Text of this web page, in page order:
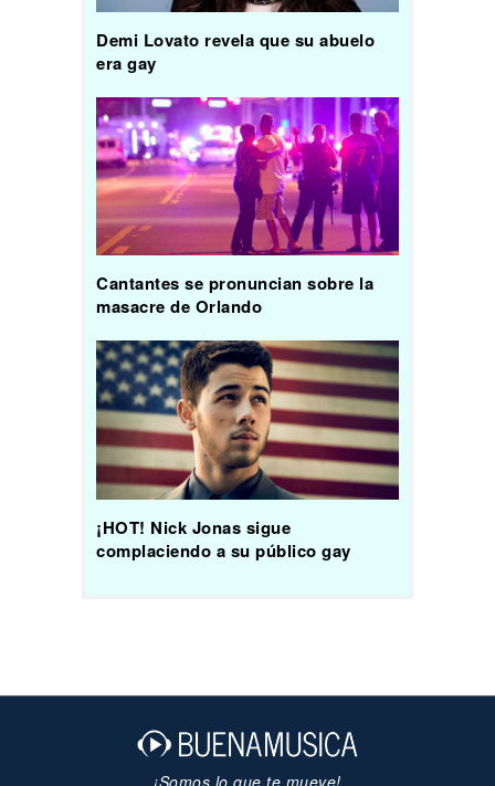
Demi Lovato revela que su abuelo
era gay
Cantantes se pronuncian sobre la
masacre de Orlando
¡HOT! Nick Jonas sigue
complaciendo a su público gay
¡Somos lo que te mueve!